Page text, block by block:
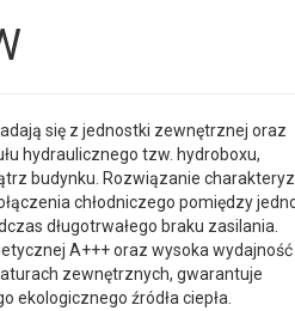
się z jednostki zewnętrznej oraz
hydraulicznego tzw. hydroboxu,
budynku. Rozwiązanie
chłodniczego pomiędzy
długotrwałego braku zasilania.
A+++ oraz wysoka wydajność
zewnętrznych, gwarantuje
ekologicznego źródła ciepła.